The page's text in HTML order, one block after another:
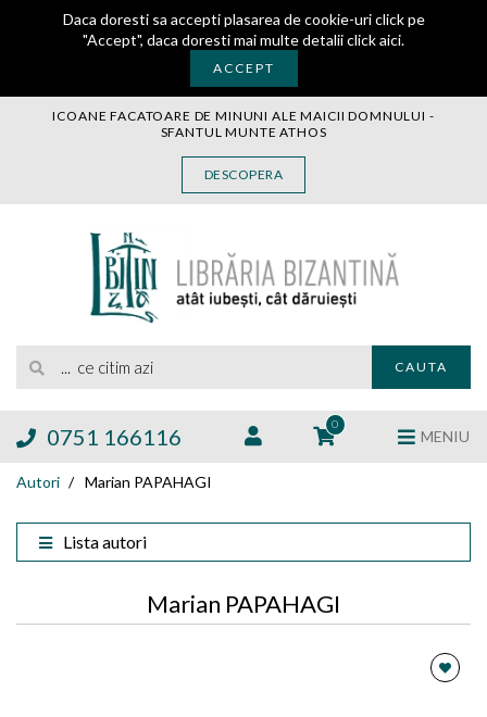
Daca doresti sa accepti plasarea de cookie-uri click pe
"Accept", daca doresti mai multe detaliiclick aici.
ACCEPT
ICOANE FACATOARE DE MINUNI ALE MAICII DOMNULUI -
SFANTUL MUNTE ATHOS
DESCOPERA
CAUTA
0751 166116 0
MENIU
MANASTIREA VATOPEDI
EDITURI
BLOG
EXPOZITII
TAMAIE
Autori Marian PAPAHAGI
Lista autori
Marian PAPAHAGI